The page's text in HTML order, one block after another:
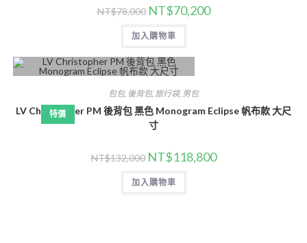
NT$78,000 NT$70,200
加入購物車
特價
包包, 後背包, 旅行袋, 男包
LV Christopher PM 後背包 黑色 Monogram Eclipse 帆布款 大尺
寸
NT$132,000 NT$118,800
加入購物車